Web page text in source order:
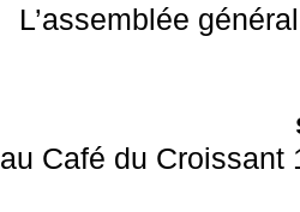
L’assemblée
au Café du Croissant